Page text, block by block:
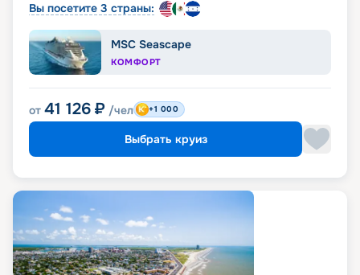
Вы посетите 3 страны:
MSC Seascape
КОМФОРТ
от 41 126 ₽ /чел +1 000
Выбрать круиз